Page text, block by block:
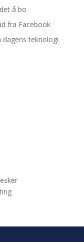
å bo
fra Facebook
dagens teknologi.